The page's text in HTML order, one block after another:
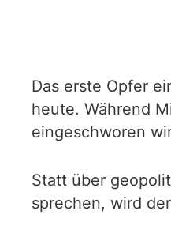
Das erste Opfer
heute. Während
eingeschworen
Statt über
sprechen, wird